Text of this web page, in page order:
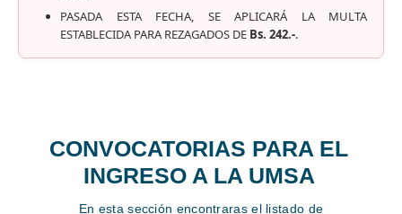
PASADA ESTA FECHA, SE APLICARÁ LA MULTA
ESTABLECIDA PARA REZAGADOS DE Bs. 242.-.
CONVOCATORIAS PARA EL
INGRESO A LA UMSA
En esta sección encontraras el listado de